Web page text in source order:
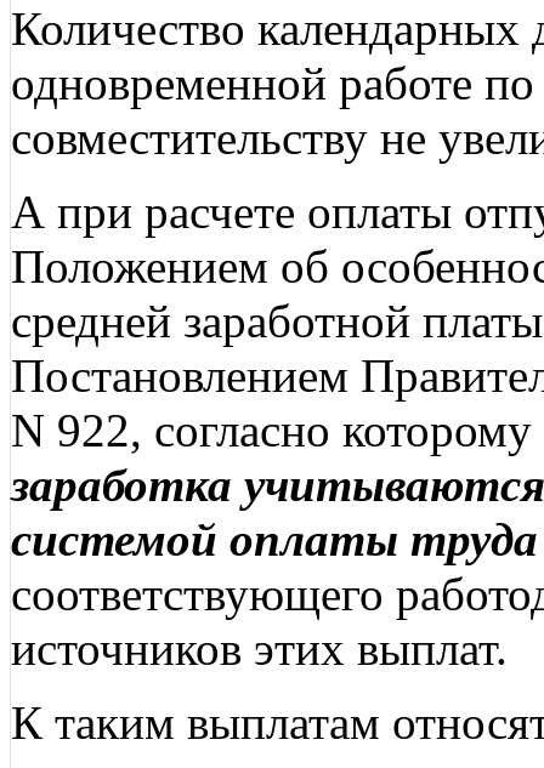
Количество календарных
одновременной работе
совместительству не
А при расчете оплаты
Положением об
средней заработной
Постановлением
N 922, согласно которому
заработка
системой оплаты
соответствующего
источников этих выплат.
К таким выплатам